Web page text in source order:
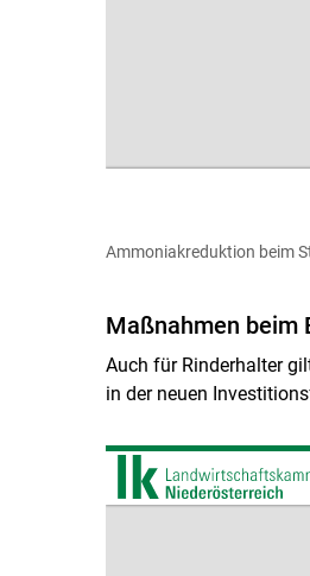
Ammoniakreduktion beim
Maßnahmen beim
Auch für Rinderhalter
in der neuen